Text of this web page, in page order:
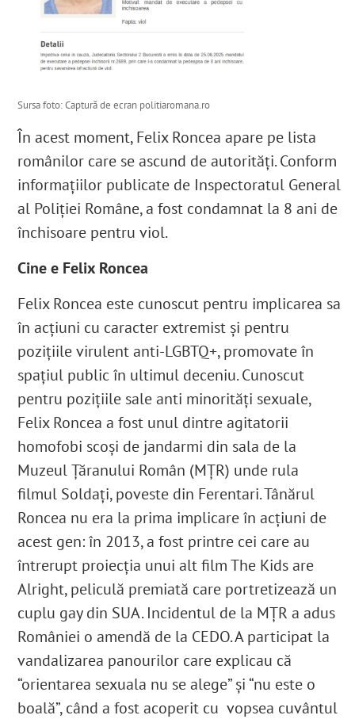
Sursa foto: Captură de ecran politiaromana.ro
În acest moment, Felix Roncea apare pe lista
românilor care se ascund de autorități. Conform
informațiilor publicate de Inspectoratul General
al Poliției Române, a fost condamnat la 8 ani de
închisoare pentru viol.
Cine e Felix Roncea
Felix Roncea este cunoscut pentru implicarea sa
în acțiuni cu caracter extremist și pentru
pozițiile virulent anti-LGBTQ+, promovate în
spațiul public în ultimul deceniu. Cunoscut
pentru pozițiile sale anti minorități sexuale,
Felix Roncea a fost unul dintre agitatorii
homofobi scoși de jandarmi din sala de la
Muzeul Țăranului Român (MȚR) unde rula
filmul Soldați, poveste din Ferentari.Tânărul
Roncea nu era la prima implicare în acțiuni de
acest gen: în 2013, a fost printre cei care au
întrerupt proiecția unui alt film The Kids are
Alright, peliculă premiată care portretizează un
cuplu gay din SUA. Incidentul de la MȚR a adus
României o amendă de la CEDO. A participat la
vandalizarea panourilor care explicau că
“orientarea sexuala nu se alege” și “nu este o
boală”, când a fost acoperit cu vopsea cuvântul